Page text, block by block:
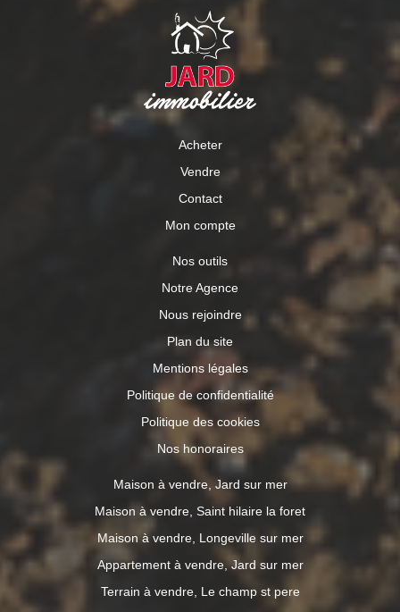
Acheter
Vendre
Contact
Mon compte
Nos outils
Notre Agence
Nous rejoindre
Plan du site
Mentions légales
Politique de confidentialité
Politique des cookies
Nos honoraires
Maison à vendre, Jard sur mer
Maison à vendre, Saint hilaire la foret
Maison à vendre, Longeville sur mer
Appartement à vendre, Jard sur mer
Terrain à vendre, Le champ st pere